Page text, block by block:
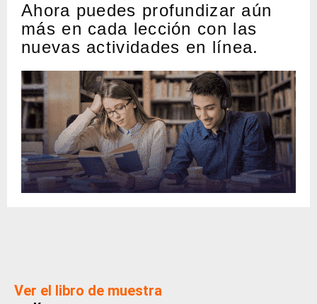
Ahora puedes profundizar aún
más en cada lección con las
nuevas actividades en línea.
Ver el libro de muestra